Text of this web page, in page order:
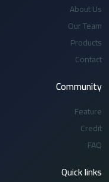
About Us
Our Team
Products
Contact
Community
Feature
Credit
FAQ
Quick links